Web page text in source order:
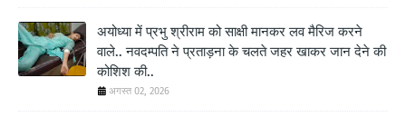
अयोध्या में प्रभु श्रीराम को साक्षी मानकर लव मैरिज करने
वाले.. नवदम्पति ने प्रताड़ना के चलते जहर खाकर जान देने की
कोशिश की..
अगस्त 02, 2026